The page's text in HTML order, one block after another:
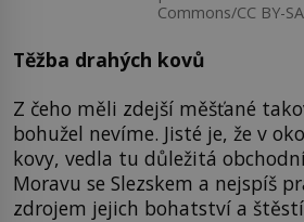
Commons/CC BY-
Těžba drahých kovů
Z čeho měli zdejší měšťané
bohužel nevíme. Jisté je, že v
kovy, vedla tu důležitá
Moravu se Slezskem a nejspíš
zdrojem jejich bohatství a